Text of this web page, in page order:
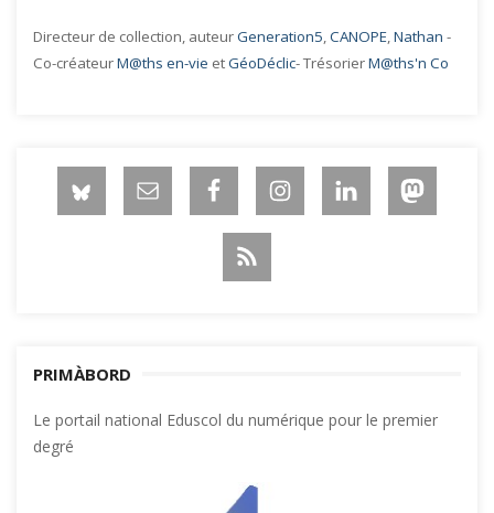
Directeur de collection, auteurGeneration5,CANOPE,Nathan -
Co-créateurM@ths en-vie etGéoDéclic- TrésorierM@ths'n Co
PRIMÀBORD
Le portail national Eduscol du numérique pour le premier
degré